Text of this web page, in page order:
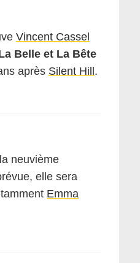
Vincent Cassel
Belle et La Bête
après Silent Hill .
neuvième
elle sera
Emma